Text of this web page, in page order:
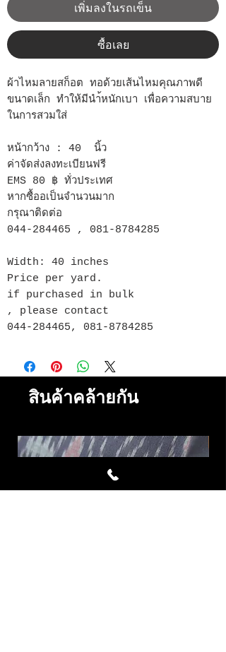
เพิ่มลงในรถเข็น
ซื้อเลย
ผ้าไหมลายสก็อต ทอด้วยเส้นไหมคุณภาพดี
ขนาดเล็ก ทำให้มีนำ้หนักเบา เพื่อความสบาย
ในการสวมใส่
หน้ากว้าง : 40 นิ้ว
ค่าจัดส่งลงทะเบียนฟรี
EMS 80 ฿ ทั่วประเทศ
หากซื้ออเป็นจำนวนมาก
กรุณาติดต่อ
044-284465 , 081-8784285
Width: 40 inches
Price per yard.
if purchased in bulk
, please contact
044-284465, 081-8784285
สินค้าคล้ายกัน